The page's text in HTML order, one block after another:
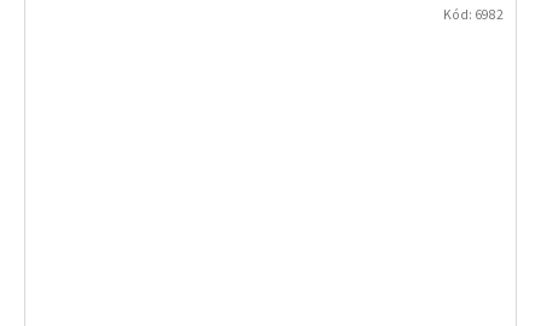
Kód: 6982